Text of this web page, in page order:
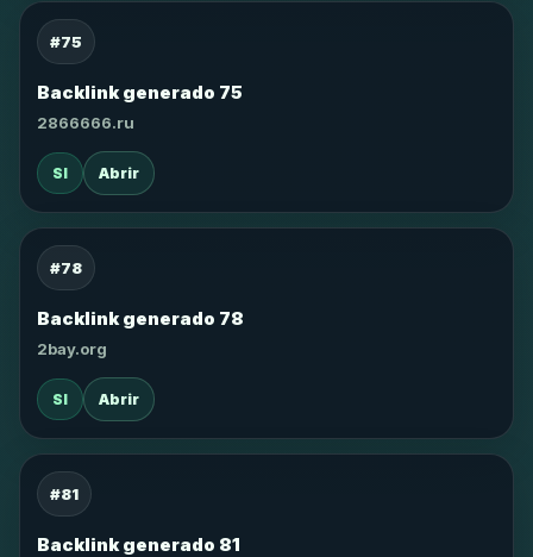
#75
Backlink generado 75
2866666.ru
SI Abrir
#78
Backlink generado 78
2bay.org
SI Abrir
#81
Backlink generado 81